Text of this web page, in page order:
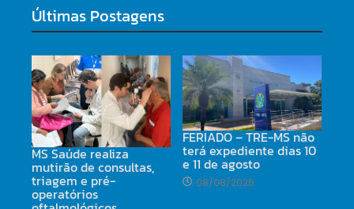
Últimas Postagens
MS Saúde realiza
mutirão de consultas,
triagem e pré-
operatórios
FERIADO – TRE-MS não
terá expediente dias 10
e 11 de agosto
08/08/2026